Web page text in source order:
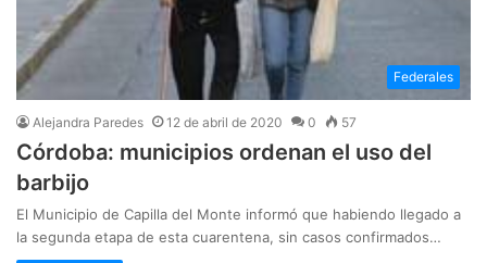
Federales
Alejandra Paredes 12 de abril de 2020 0 57
Córdoba: municipios ordenan el uso del
barbijo
El Municipio de Capilla del Monte informó que habiendo llegado a
la segunda etapa de esta cuarentena, sin casos confirmados…